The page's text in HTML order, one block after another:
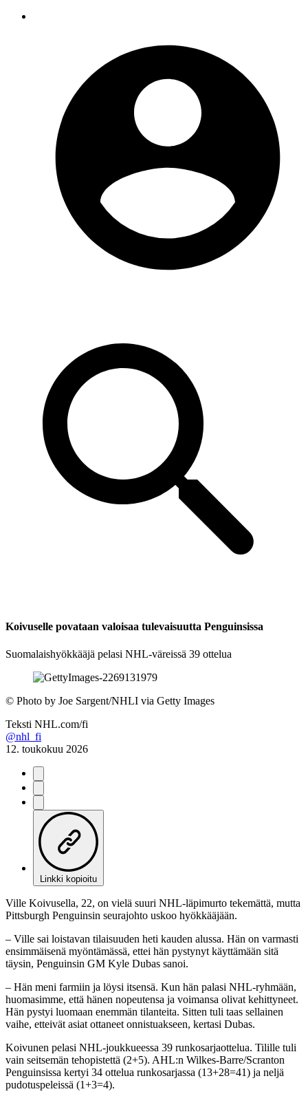
Koivuselle povataan valoisaa tulevaisuutta Penguinsissa
Suomalaishyökkääjä pelasi NHL-väreissä 39 ottelua
© Photo by Joe Sargent/NHLI via Getty Images
Teksti NHL.com/fi
@nhl_fi
12. toukokuu 2026
Linkki kopioitu
Ville Koivusella, 22, on vielä suuri NHL-läpimurto tekemättä, mutta
Pittsburgh Penguinsin seurajohto uskoo hyökkääjään.
– Ville sai loistavan tilaisuuden heti kauden alussa. Hän on varmasti
ensimmäisenä myöntämässä, ettei hän pystynyt käyttämään sitä
täysin, Penguinsin GM Kyle Dubas sanoi.
– Hän meni farmiin ja löysi itsensä. Kun hän palasi NHL-ryhmään,
huomasimme, että hänen nopeutensa ja voimansa olivat kehittyneet.
Hän pystyi luomaan enemmän tilanteita. Sitten tuli taas sellainen
vaihe, etteivät asiat ottaneet onnistuakseen, kertasi Dubas.
Koivunen pelasi NHL-joukkueessa 39 runkosarjaottelua. Tilille tuli
vain seitsemän tehopistettä (2+5). AHL:n Wilkes-Barre/Scranton
Penguinsissa kertyi 34 ottelua runkosarjassa (13+28=41) ja neljä
pudotuspeleissä (1+3=4).